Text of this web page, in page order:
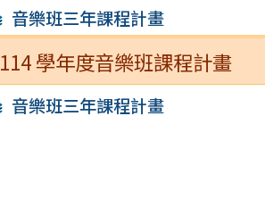
音樂班三年課程計畫
114 學年度音樂班課程計畫
音樂班三年課程計畫